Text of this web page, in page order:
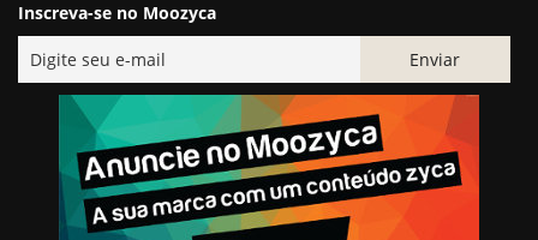
Inscreva-se no Moozyca